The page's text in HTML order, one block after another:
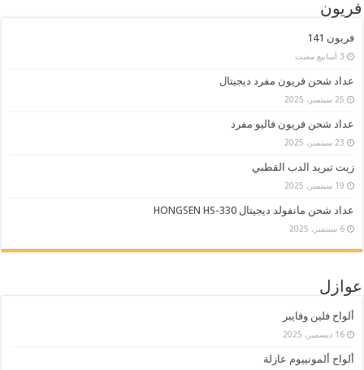
فريون
فريون 141
عداد شحن فريون مفرد ديجيتال
25 سبتمبر، 2025
عداد شحن فريون فاليو مفرد
23 سبتمبر، 2025
زيت تبريد الدب القطبي
19 سبتمبر، 2025
عداد شحن مانفولد ديجيتال HONGSEN HS-330
6 سبتمبر، 2025
عوازل
ألواح فلين وفايبر
16 ديسمبر، 2025
ألواح ألمونييوم عازلة